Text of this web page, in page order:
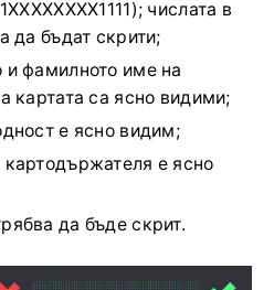
числата в
да бъдат скрити;
и фамилното име на
картата са ясно видими;
е ясно видим;
картодържателя е ясно
да бъде скрит.